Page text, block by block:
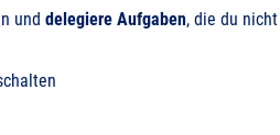
und delegiere Aufgaben, die du nicht